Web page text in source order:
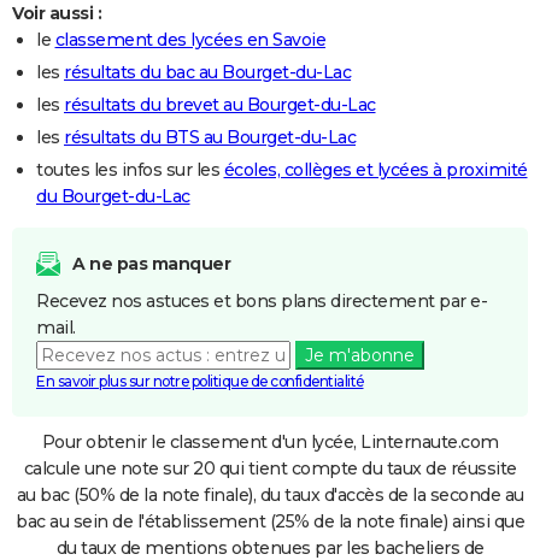
Voir aussi :
le classement des lycées en Savoie
les résultats du bac au Bourget-du-Lac
les résultats du brevet au Bourget-du-Lac
les résultats du BTS au Bourget-du-Lac
toutes les infos sur les écoles, collèges et lycées à proximité
du Bourget-du-Lac
A ne pas manquer
Recevez nos astuces et bons plans directement par e-
mail.
Je m'abonne
En savoir plus sur notre politique de confidentialité
Pour obtenir le classement d'un lycée, Linternaute.com
calcule une note sur 20 qui tient compte du taux de réussite
au bac (50% de la note finale), du taux d'accès de la seconde au
bac au sein de l'établissement (25% de la note finale) ainsi que
du taux de mentions obtenues par les bacheliers de